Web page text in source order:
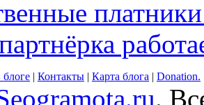
блоге | Контакты | Карта блога | Donation.
.